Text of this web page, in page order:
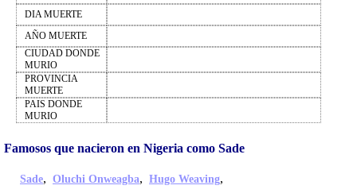
DIA MUERTE
AÑO MUERTE
CIUDAD DONDE
MURIO
PROVINCIA
MUERTE
PAIS DONDE
MURIO
Famosos que nacieron en Nigeria como Sade
Sade, Oluchi Onweagba, Hugo Weaving,